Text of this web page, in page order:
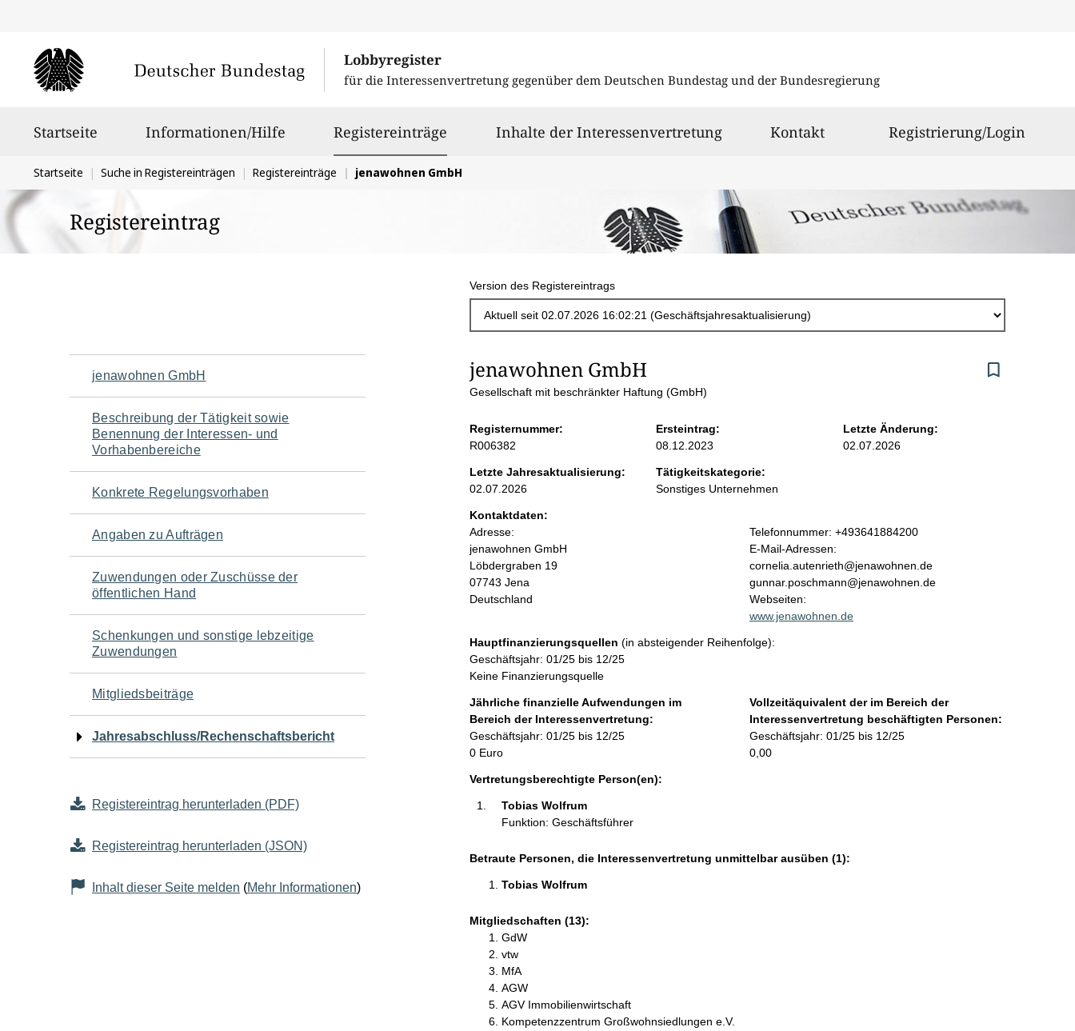
Lobbyregister
für die Interessenvertretung gegenüber dem Deutschen Bundestag und der Bundesregierung
Startseite Informationen/Hilfe Registereinträge ausgewähltInhalte der Interessenvertretung Kontakt Registrierung/Login
Sie
befinden
sich
hier:
Startseite Suche in Registereinträgen Registereinträge jenawohnen GmbH
Registereintrag
Version des Registereintrags
Navigation
für
den
Seiteninhalt
jenawohnen GmbH
Beschreibung der Tätigkeit sowie
Benennung der Interessen- und
Vorhabenbereiche
Konkrete Regelungsvorhaben
Angaben zu Aufträgen
Zuwendungen oder Zuschüsse der
öffentlichen Hand
Schenkungen und sonstige lebzeitige
Zuwendungen
Mitgliedsbeiträge
Jahresabschluss/Rechenschaftsbericht
Registereintrag herunterladen (PDF)
Registereintrag herunterladen (JSON)
Inhalt dieser Seite melden (Mehr Informationen)
S
i
t
e
n
i
n
h
a
l
t
jenawohnen GmbH
Gesellschaft mit beschränkter Haftung (GmbH)
Registernummer:
R006382
Ersteintrag:
08.12.2023
Letzte Änderung:
02.07.2026
Letzte Jahresaktualisierung:
02.07.2026
Tätigkeitskategorie:
Sonstiges Unternehmen
Kontaktdaten:
Adresse:
jenawohnen GmbH
Löbdergraben 19
07743 Jena
Deutschland
K
o
n
t
a
k
i
o
r
m
a
Telefonnummer: +493641884200
E-Mail-Adressen:
cornelia.autenrieth@jenawohnen.de
gunnar.poschmann@jenawohnen.de
Webseiten:
www.jenawohnen.de
Hauptfinanzierungsquellen (in absteigender Reihenfolge):
Geschäftsjahr: 01/25 bis 12/25
Keine Finanzierungsquelle
Jährliche finanzielle Aufwendungen im
Bereich der Interessenvertretung:
Geschäftsjahr: 01/25 bis 12/25
0 Euro
Vollzeitäquivalent der im Bereich der
Interessenvertretung beschäftigten Personen:
Geschäftsjahr: 01/25 bis 12/25
0,00
Vertretungsberechtigte Person(en):
Tobias Wolfrum
Funktion: Geschäftsführer
Betraute Personen, die Interessenvertretung unmittelbar ausüben (1):
Tobias Wolfrum
Mitgliedschaften (13):
GdW
vtw
MfA
AGW
AGV Immobilienwirtschaft
Kompetenzzentrum Großwohnsiedlungen e.V.